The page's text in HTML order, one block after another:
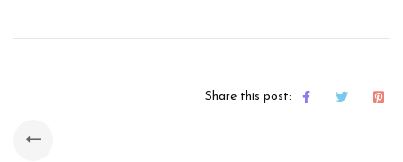
Share this post: